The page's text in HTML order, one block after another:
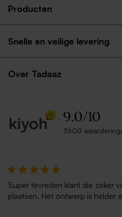
Producten
Snelle en veilige levering
Over Tadaaz
9.0/10
3600
Super tevreden klant die zeker
plaatsen. Het ontwerp is helder